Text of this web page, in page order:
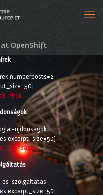
OpenShift
numberposts=2
hírek
ujdonsagok
excerpt_size=50]
újdonságok
szolgaltatas
excerpt_size=50]